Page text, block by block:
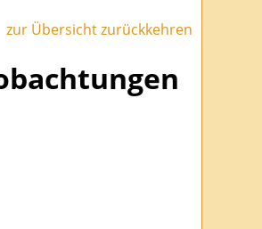
zur Übersicht zurückkehren